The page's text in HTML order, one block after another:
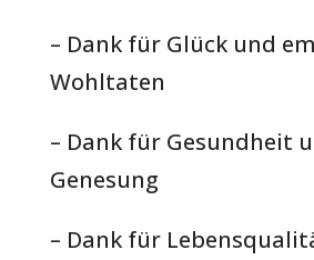
– Dank für Glück und
Wohltaten
– Dank für Gesundheit
Genesung
– Dank für